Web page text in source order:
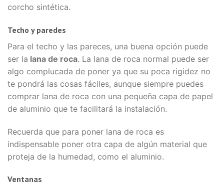
corcho sintética.
Techo y paredes
Para el techo y las pareces, una buena opción puede
ser la lana de roca. La lana de roca normal puede ser
algo complucada de poner ya que su poca rigidez no
te pondrá las cosas fáciles, aunque siempre puedes
comprar lana de roca con una pequeña capa de papel
de aluminio que te facilitará la instalación.
Recuerda que para poner lana de roca es
indispensable poner otra capa de algún material que
proteja de la humedad, como el aluminio.
Ventanas